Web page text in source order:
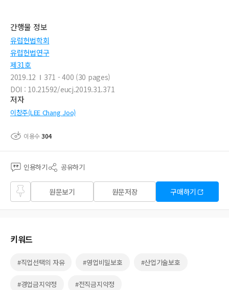
간행물 정보
유럽헌법학회
유럽헌법연구
제31호
2019.12
371 - 400 (30 pages)
DOI : 10.21592/eucj.2019.31.371
저자
이창주(LEE Chang Joo)
이용수304
인용하기 공유하기
즐겨
찾기
원문보기 원문저장 구매하기
키워드
#직업선택의 자유 #영업비밀보호 #산업기술보호
#경업금지약정 #전직금지약정